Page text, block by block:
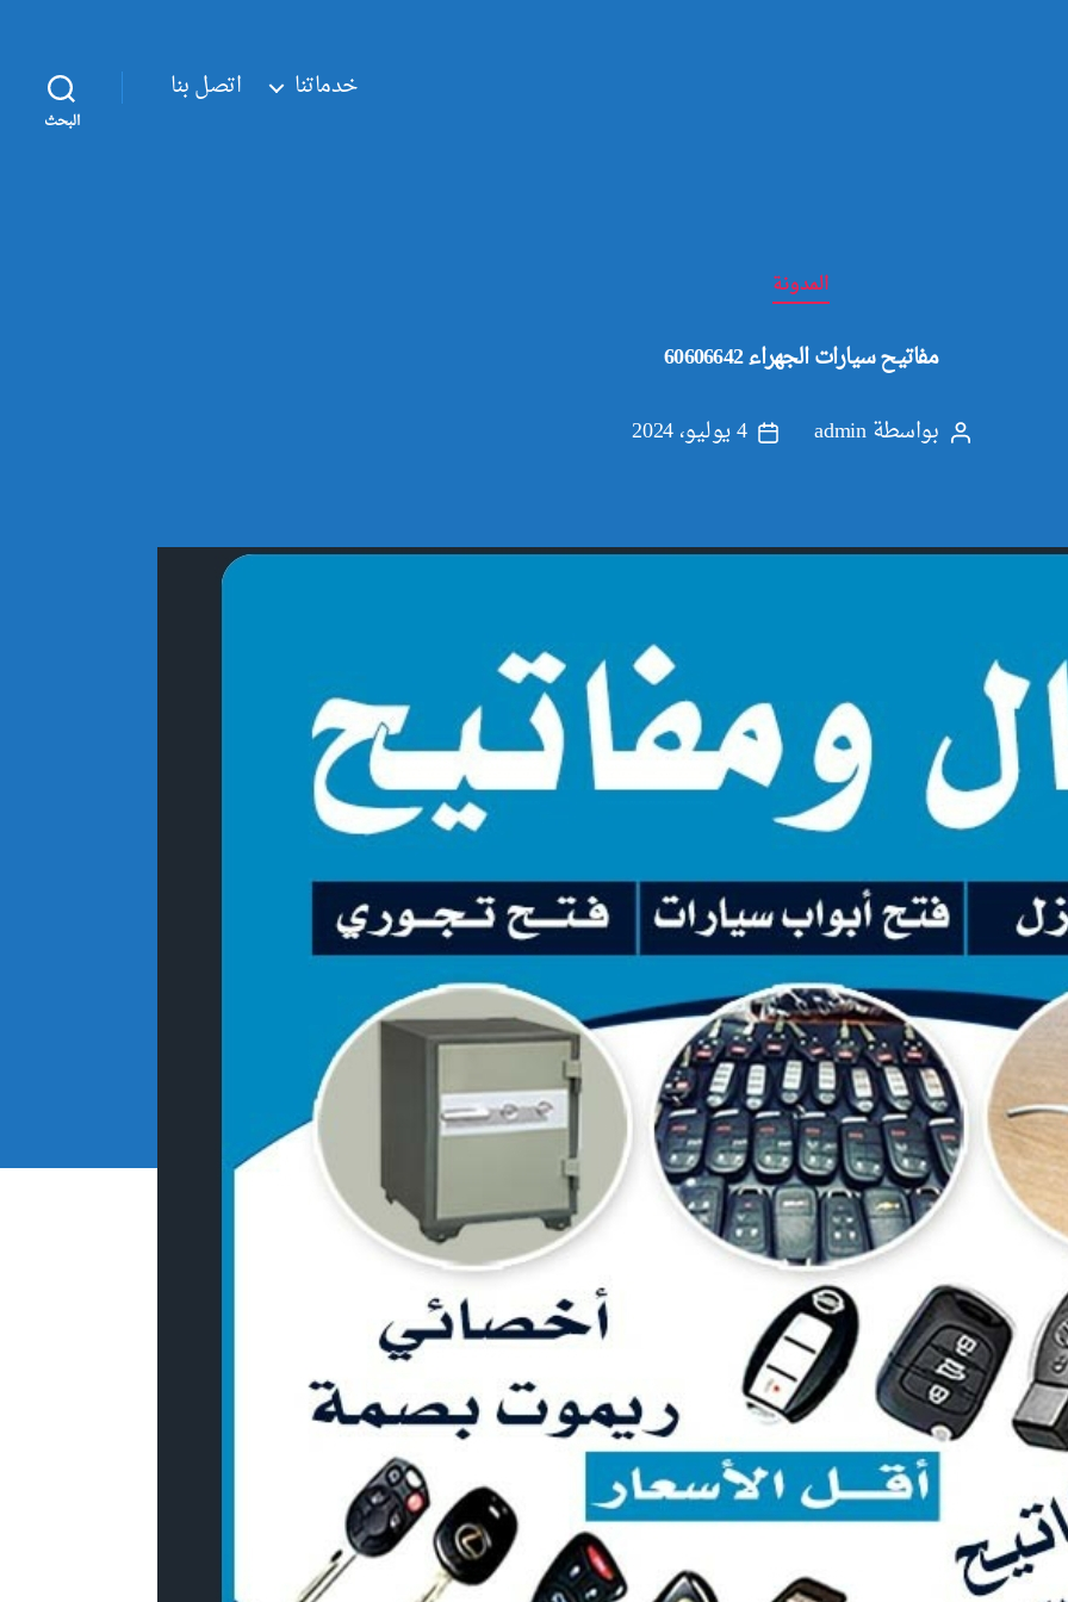
خدماتنا اتصل بنا
البحث
التصنيفاتالمدونة
مفاتيح سيارات الجهراء 60606642
كاتببواسطةadmin
تاريخ
4 يوليو، 2024